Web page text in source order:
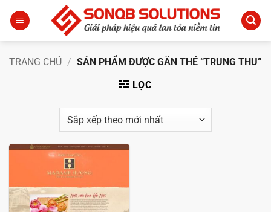
qua
TRANG CHỦ / SẢN PHẨM ĐƯỢC GẮN THẺ “TRUNG THU”
LỌC